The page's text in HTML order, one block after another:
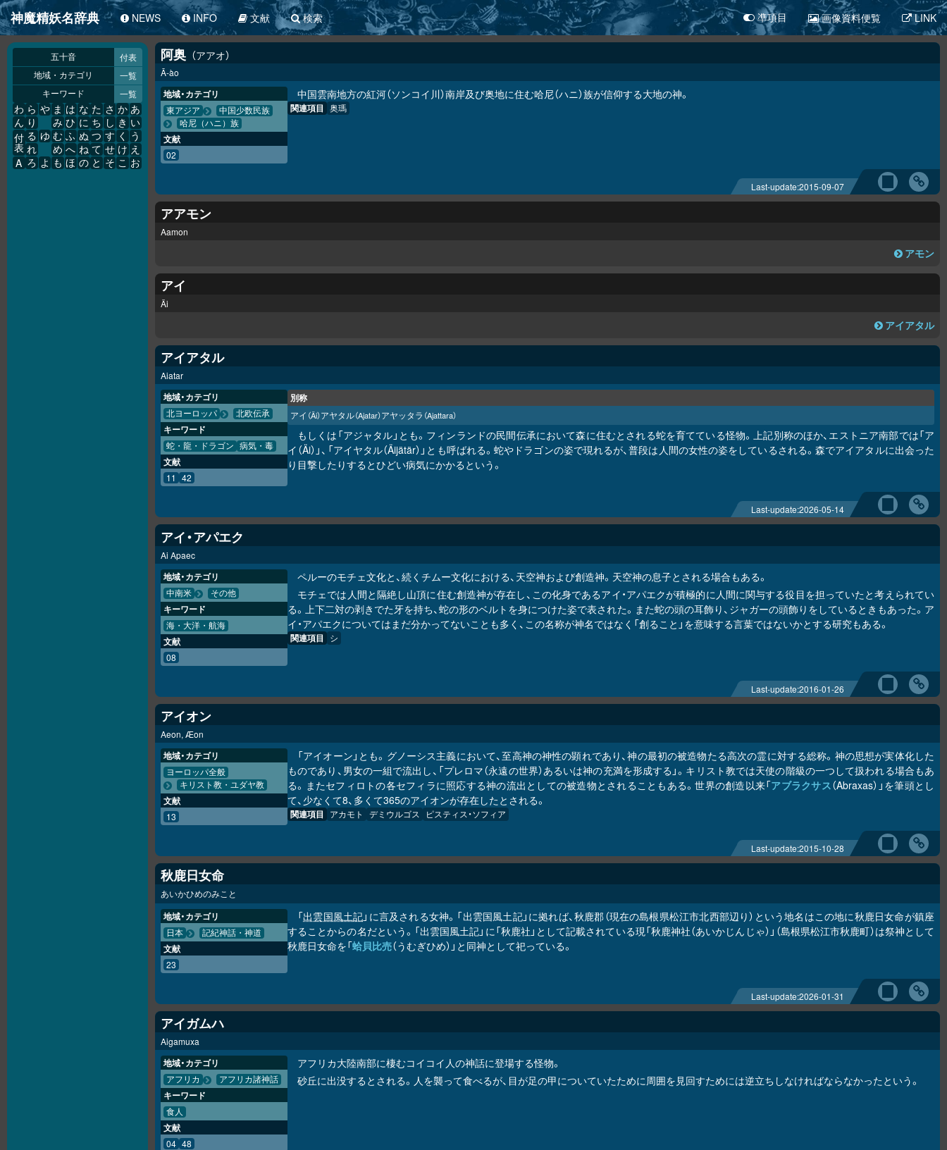
神魔精妖名辞典 NEWS INFO 文献 検索 凖項目 画像資料便覧 LINK
五十音 付表
地域・カテゴリ 一覧
キーワード 一覧
あ
い
う
え
お
か
き
く
け
こ
さ
し
す
せ
そ
た
ち
つ
て
と
な
に
ぬ
ね
の
は
ひ
ふ
へ
ほ
ま
み
む
め
も
や
ゆ
よ
ら
り
る
れ
ろ
わ
ん
付
表
A
阿奥 アアオ
Ā-ào
中国雲南地方の紅河（ソンコイ川）南岸及び奥地に住む哈尼（ハニ）族が信仰する大地の神。
関連項目 奥瑪
地域・カテゴリ
東アジア
中国少数民族
哈尼（ハニ）族
文献
02
Last-update:2015-09-07
アアモン
Aamon
アモン
アイ
Äi
アイアタル
アイアタル
Aiatar
別称
アイ （Äi）アヤタル（Ajatar）アヤッタラ （Ajattara）
もしくは「アジャタル」とも。フィンランドの民間伝承において森に住むとされる蛇を育てている怪物。上記別称のほか、エストニア南部では「ア
イ（Äi）」、「アイヤタル（Äijätär）」とも呼ばれる。蛇やドラゴンの姿で現れるが、普段は人間の女性の姿をしているされる。森でアイアタルに出会った
り目撃したりするとひどい病気にかかるという。
地域・カテゴリ
北ヨーロッパ 北欧伝承
キーワード
蛇・龍・ドラゴン 病気・毒
文献
11 42
Last-update:2026-05-14
アイ・アパエク
Ai Apaec
ペルーのモチェ文化と、続くチムー文化における、天空神および創造神。天空神の息子とされる場合もある。
モチェでは人間と隔絶し山頂に住む創造神が存在し、この化身であるアイ・アパエクが積極的に人間に関与する役目を担っていたと考えられてい
る。上下二対の剥きでた牙を持ち、蛇の形のベルトを身につけた姿で表された。また蛇の頭の耳飾り、ジャガーの頭飾りをしているときもあった。ア
イ・アパエクについてはまだ分かってないことも多く、この名称が神名ではなく「創ること」を意味する言葉ではないかとする研究もある。
関連項目 シ
地域・カテゴリ
中南米 その他
キーワード
海・大洋・航海
文献
08
Last-update:2016-01-26
アイオン
Aeon, Æon
「アイオーン」とも。グノーシス主義において、至高神の神性の顕れであり、神の最初の被造物たる高次の霊に対する総称。神の思想が実体化した
ものであり、男女の一組で流出し、「プレロマ（永遠の世界）あるいは神の充満を形成する」。キリスト教では天使の階級の一つして扱われる場合もあ
る。またセフィロトの各セフィラに照応する神の流出としての被造物とされることもある。世界の創造以来「アブラクサス（Abraxas）」を筆頭とし
て、少なくて8、多くて365のアイオンが存在したとされる。
関連項目 アカモト デミウルゴス ピスティス・ソフィア
地域・カテゴリ
ヨーロッパ全般
キリスト教・ユダヤ教
文献
13
Last-update:2015-10-28
秋鹿日女命
あいかひめのみこと
「出雲国風土記」に言及される女神。「出雲国風土記」に拠れば、秋鹿郡（現在の島根県松江市北西部辺り）という地名はこの地に秋鹿日女命が鎮座
することからの名だという。「出雲国風土記」に「秋鹿社」として記載されている現「秋鹿神社（あいかじんじゃ）」（島根県松江市秋鹿町）は祭神として
秋鹿日女命を「蛤貝比売（うむぎひめ）」と同神として祀っている。
地域・カテゴリ
日本 記紀神話・神道
文献
23
Last-update:2026-01-31
アイガムハ
Aigamuxa
アフリカ大陸南部に棲むコイコイ人の神話に登場する怪物。
砂丘に出没するとされる。人を襲って食べるが、目が足の甲についていたために周囲を見回すためには逆立ちしなければならなかったという。
地域・カテゴリ
アフリカ アフリカ諸神話
キーワード
食人
文献
04 48